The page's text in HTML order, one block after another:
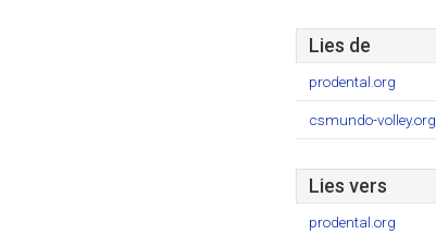
Lies de
prodental.org
csmundo-volley.org
Lies vers
prodental.org